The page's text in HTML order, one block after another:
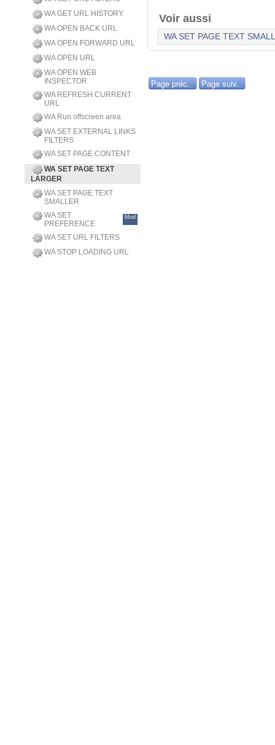
WA GET URL HISTORY
WA OPEN BACK URL
WA OPEN FORWARD URL
WA OPEN URL
WA OPEN WEB
INSPECTOR
WA REFRESH CURRENT
URL
WA Run offscreen area
WA SET EXTERNAL LINKS
FILTERS
WA SET PAGE CONTENT
WA SET PAGE TEXT
LARGER
WA SET PAGE TEXT
SMALLER
WA SET
PREFERENCE
Mod
WA SET URL FILTERS
WA STOP LOADING URL
Voir aussi
WA SET PAGE TEXT
Page préc. Page suiv.